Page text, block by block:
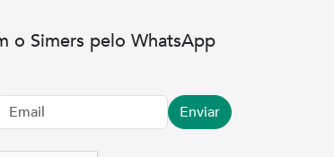
o Simers pelo WhatsApp
Enviar